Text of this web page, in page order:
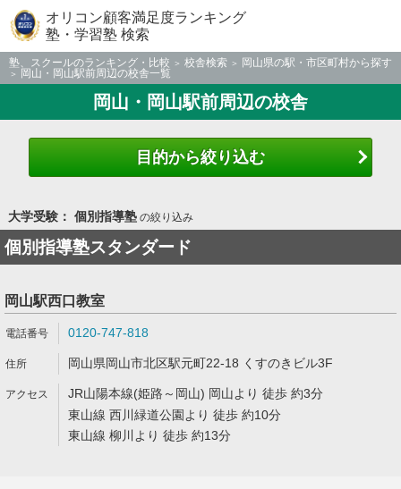
オリコン顧客満足度ランキング
塾・学習塾 検索
塾、スクールのランキング・比較 校舎検索
岡山県の駅・市区町村から探す
岡山・岡山駅前周辺の校舎一覧
岡山・岡山駅前周辺の校舎
目的から絞り込む
大学受験： 個別指導塾の絞り込み
個別指導塾スタンダード
岡山駅西口教室
0120-747-818
岡山県岡山市北区駅元町22-18 くすのきビル3F
JR山陽本線(姫路～岡山) 岡山より 徒歩 約3分
東山線 西川緑道公園より 徒歩 約10分
東山線 柳川より 徒歩 約13分